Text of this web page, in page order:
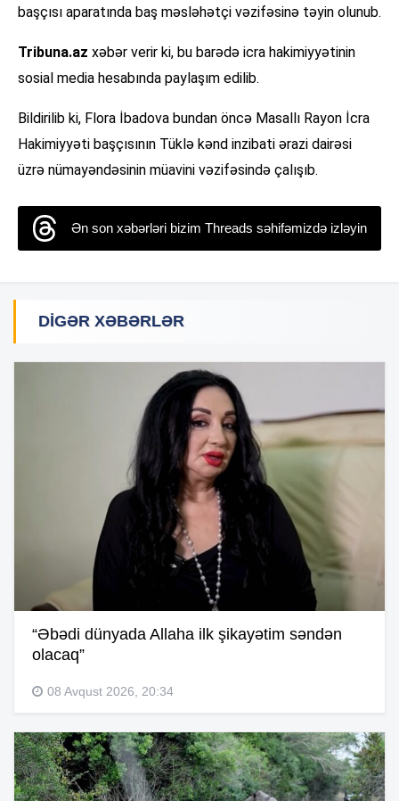
başçısı aparatında baş məsləhətçi vəzifəsinə təyin olunub.
Tribuna.az xəbər verir ki, bu barədə icra hakimiyyətinin
sosial media hesabında paylaşım edilib.
Bildirilib ki, Flora İbadova bundan öncə Masallı Rayon İcra
Hakimiyyəti başçısının Tüklə kənd inzibati ərazi dairəsi
üzrə nümayəndəsinin müavini vəzifəsində çalışıb.
Ən son xəbərləri bizim Threads səhifəmizdə izləyin
DIGƏR XƏBƏRLƏR
“Əbədi dünyada Allaha ilk şikayətim səndən
olacaq”
08 Avqust 2026, 20:34